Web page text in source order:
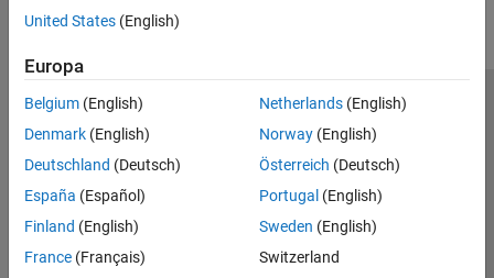
United States (English)
Europa
Belgium (English)
Denmark (English)
Deutschland (Deutsch)
España (Español)
Finland (English)
France (Français)
Netherlands(English)
Norway(English)
Österreich (Deutsch)
Portugal (English)
Sweden (English)
Switzerland
Trust Center
Datenschutz-Richtlinien
Datendiebstahl verhindern
Status von Anwendungen
© 1994-2026 The MathWorks, Inc.
Website auswählen
Deutschland